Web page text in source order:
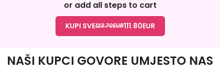
or add all steps to cart
KUPI SVE123.70EUR111.80EUR
NAŠI KUPCI GOVORE UMJESTO NAS